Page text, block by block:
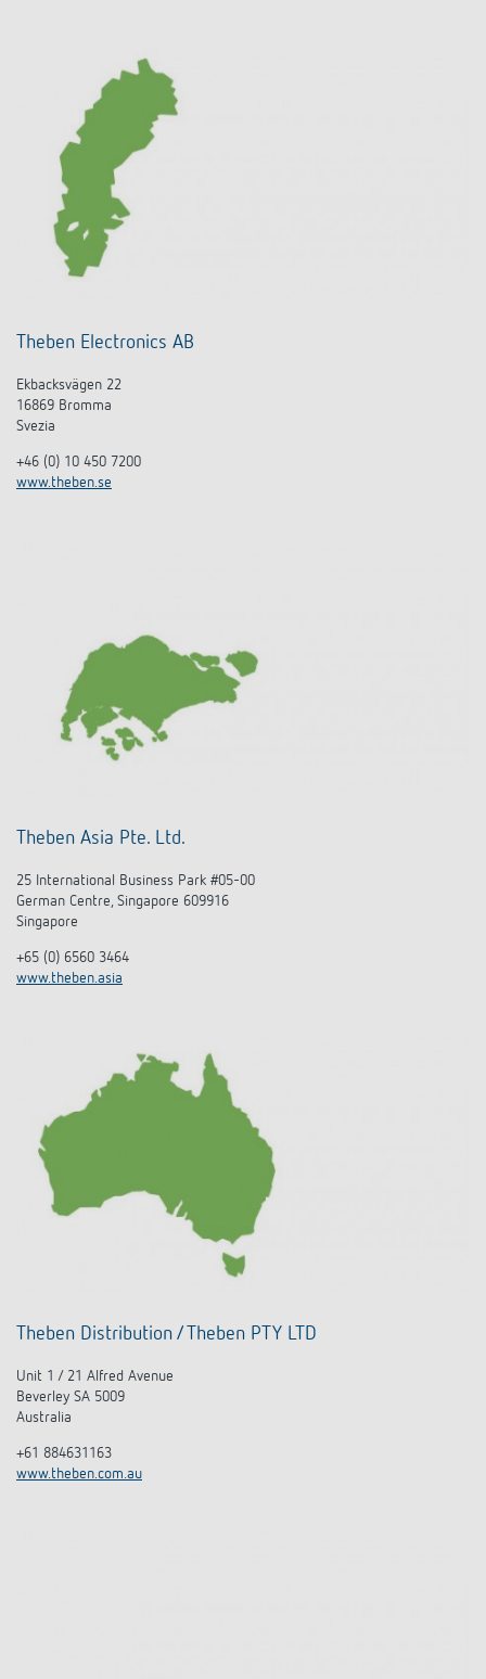
Theben Electronics AB
Ekbacksvägen 22
16869 Bromma
Svezia
+46 (0) 10 450 7200
www.theben.se
Theben Asia Pte. Ltd.
25 International Business Park #05-00
German Centre, Singapore 609916
Singapore
+65 (0) 6560 3464
www.theben.asia
Theben Distribution / Theben PTY LTD
Unit 1 / 21 Alfred Avenue
Beverley SA 5009
Australia
+61 884631163
www.theben.com.au